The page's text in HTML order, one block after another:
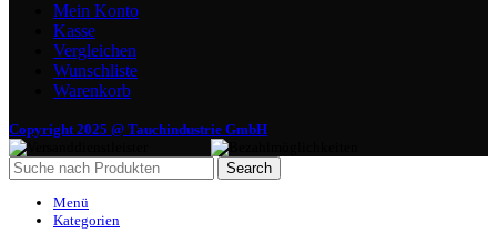
Mein Konto
Kasse
Vergleichen
Wunschliste
Warenkorb
Copyright 2025 @ Tauchindustrie GmbH
Search
Menü
Kategorien